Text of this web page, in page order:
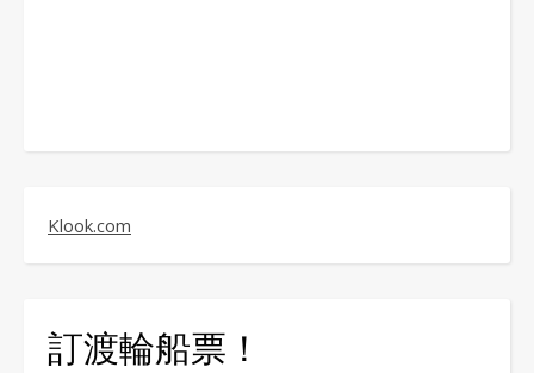
Klook.com
訂渡輪船票！